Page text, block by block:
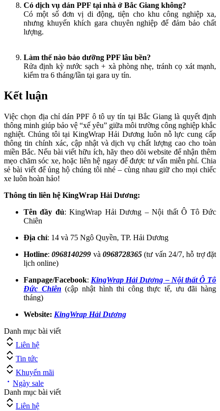
Có dịch vụ dán PPF tại nhà ở Bắc Giang không?
Có một số đơn vị di động, tiện cho khu công nghiệp xa,
nhưng khuyến khích gara chuyên nghiệp để đảm bảo chất
lượng.
Làm thế nào bảo dưỡng PPF lâu bền?
Rửa định kỳ nước sạch + xà phòng nhẹ, tránh cọ xát mạnh,
kiểm tra 6 tháng/lần tại gara uy tín.
Kết luận
Việc chọn địa chỉ dán PPF ô tô uy tín tại Bắc Giang là quyết định
thông minh giúp bảo vệ “xế yêu” giữa môi trường công nghiệp khắc
nghiệt. Chúng tôi tại KingWrap Hải Dương luôn nỗ lực cung cấp
thông tin chính xác, cập nhật và dịch vụ chất lượng cao cho toàn
miền Bắc. Nếu bài viết hữu ích, hãy theo dõi website để nhận thêm
mẹo chăm sóc xe, hoặc liên hệ ngay để được tư vấn miễn phí. Chia
sẻ bài viết để ủng hộ chúng tôi nhé – cùng nhau giữ cho mọi chiếc
xe luôn hoàn hảo!
Thông tin liên hệ KingWrap Hải Dương:
Tên đầy đủ: KingWrap Hải Dương – Nội thất Ô Tô Đức
Chiên
Địa chỉ: 14 và 75 Ngô Quyền, TP. Hải Dương
Hotline:0968140299 và0968728365 (tư vấn 24/7, hỗ trợ đặt
lịch online)
Fanpage/Facebook: KingWrap Hải Dương – Nội thất Ô Tô
Đức Chiên (cập nhật hình thi công thực tế, ưu đãi hàng
tháng)
Website: KingWrap Hải Dương
Danh mục bài viết
Liên hệ
Tin tức
Khuyến mãi
Ngày sale
Danh mục bài viết
Liên hệ